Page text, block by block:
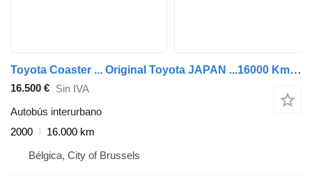
Toyota Coaster ... Original Toyota JAPAN ...16000 Km ! ...TNA
16.500 € Sin IVA
Autobús interurbano
2000
16.000 km
Bélgica, City of Brussels